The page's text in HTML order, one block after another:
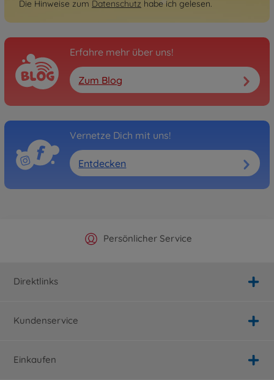
Die Hinweise zum Datenschutz habe ich gelesen.
Erfahre mehr über uns!
Zum Blog
Vernetze Dich mit uns!
Entdecken
Offizieller Hersteller Shop
Persönlicher Service
Versandkostenfrei ab 25€
Schnelle Lieferung
Direktlinks
Kundenservice
Einkaufen